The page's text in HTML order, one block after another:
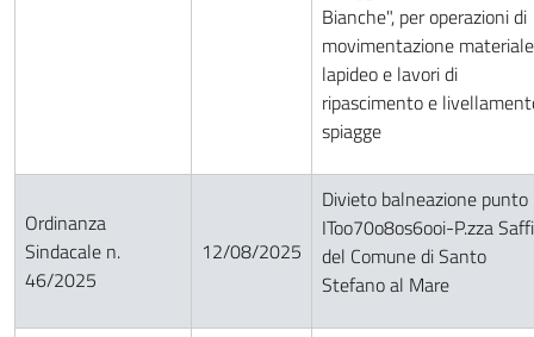
Bianche", per operazioni di
movimentazione materiale
lapideo e lavori di
ripascimento e
spiagge
Ordinanza
Sindacale n.
46/2025
12/08/2025
Divieto balneazione punto
IToo70o8os6ooi-P.zza Saffi
del Comune di Santo
Stefano al Mare